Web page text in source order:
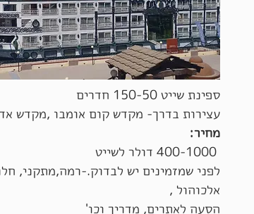
ספינת שייט 150-50 חדרים
עצירות בדרך- מקדש קום אומבו ,מקדש
מחיר:
לפני שמזמינים יש לבדוק.-רמה,מתקני,
אלכוהול ,
הסעה לאתרים, מדריך וכו'